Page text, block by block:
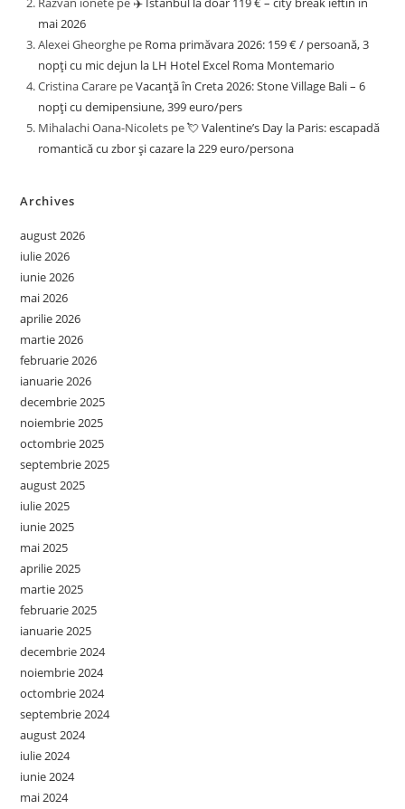
mai 2026
Alexei Gheorghe pe Roma primăvara 2026: 159 € / persoană, 3
nopți cu mic dejun la LH Hotel Excel Roma Montemario
Cristina Carare peVacanță în Creta 2026: Stone Village Bali – 6
nopți cu demipensiune, 399 euro/pers
Mihalachi Oana-Nicolets pe💘 Valentine’s Day la Paris: escapadă
romantică cu zbor și cazare la 229 euro/persona
Archives
august 2026
iulie 2026
iunie 2026
mai 2026
aprilie 2026
martie 2026
februarie 2026
ianuarie 2026
decembrie 2025
noiembrie 2025
octombrie 2025
septembrie 2025
august 2025
iulie 2025
iunie 2025
mai 2025
aprilie 2025
martie 2025
februarie 2025
ianuarie 2025
decembrie 2024
noiembrie 2024
octombrie 2024
septembrie 2024
august 2024
iulie 2024
iunie 2024
mai 2024